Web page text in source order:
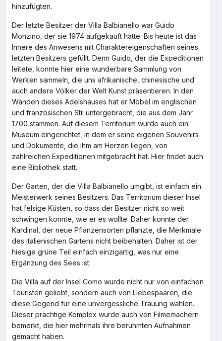
hinzufügten.
Der letzte Besitzer der Villa Balbianello war Guido
Monzino, der sie 1974 aufgekauft hatte. Bis heute ist das
Innere des Anwesens mit Charaktereigenschaften seines
letzten Besitzers gefüllt. Denn Guido, der die Expeditionen
leitete, konnte hier eine wunderbare Sammlung von
Werken sammeln, die uns afrikanische, chinesische und
auch andere Völker der Welt Kunst präsentieren. In den
Wänden dieses Adelshauses hat er Möbel im englischen
und französischen Stil untergebracht, die aus dem Jahr
1700 stammen. Auf diesem Territorium wurde auch ein
Museum eingerichtet, in dem er seine eigenen Souvenirs
und Dokumente, die ihm am Herzen liegen, von
zahlreichen Expeditionen mitgebracht hat. Hier findet auch
eine Bibliothek statt.
Der Garten, der die Villa Balbianello umgibt, ist einfach ein
Meisterwerk seines Besitzers. Das Territorium dieser Insel
hat felsige Küsten, so dass der Besitzer nicht so weit
schwingen konnte, wie er es wollte. Daher konnte der
Kardinal, der neue Pflanzensorten pflanzte, die Merkmale
des italienischen Gartens nicht beibehalten. Daher ist der
hiesige grüne Teil einfach einzigartig, was nur eine
Ergänzung des Sees ist.
Die Villa auf der Insel Como wurde nicht nur von einfachen
Touristen geliebt, sondern auch von Liebespaaren, die
diese Gegend für eine unvergessliche Trauung wählen.
Dieser prächtige Komplex wurde auch von Filmemachern
bemerkt, die hier mehrmals ihre berühmten Aufnahmen
gemacht haben.